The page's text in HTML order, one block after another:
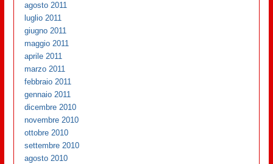
agosto 2011
luglio 2011
giugno 2011
maggio 2011
aprile 2011
marzo 2011
febbraio 2011
gennaio 2011
dicembre 2010
novembre 2010
ottobre 2010
settembre 2010
agosto 2010